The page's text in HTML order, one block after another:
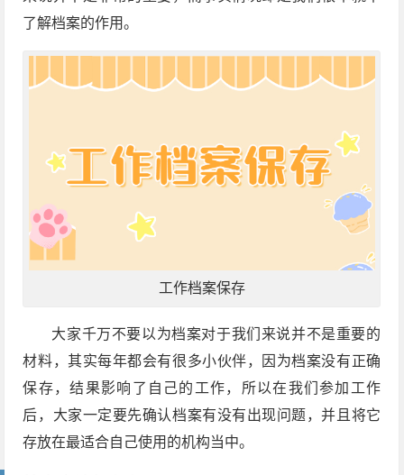
了解档案的作用。
工作档案保存
大家千万不要以为档案对于我们来说并不是重要的
材料，其实每年都会有很多小伙伴，因为档案没有正确
保存，结果影响了自己的工作，所以在我们参加工作
后，大家一定要先确认档案有没有出现问题，并且将它
存放在最适合自己使用的机构当中。